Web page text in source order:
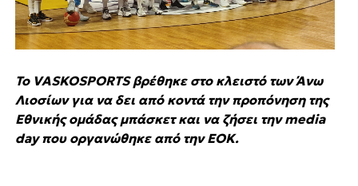
Το VASKOSPORTS βρέθηκε στο κλειστό των Άνω
Λιοσίων για να δει από κοντά την προπόνηση της
Εθνικής ομάδας μπάσκετ και να ζήσει την media
day που οργανώθηκε από την ΕΟΚ.